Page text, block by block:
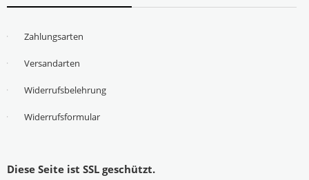
Zahlungsarten
Versandarten
Widerrufsbelehrung
Widerrufsformular
Diese Seite ist SSL geschützt.